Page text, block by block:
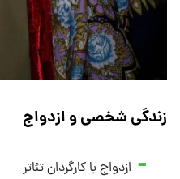
زندگی شخصی و ازدواج
ازدواج با کارگردان تئاتر